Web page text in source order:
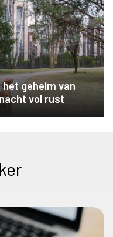
geheim van
vol rust